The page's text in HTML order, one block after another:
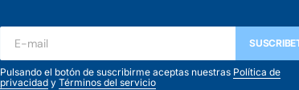
Pulsando el botón de suscribirme aceptas nuestras Política de
privacidad y Términos del servicio